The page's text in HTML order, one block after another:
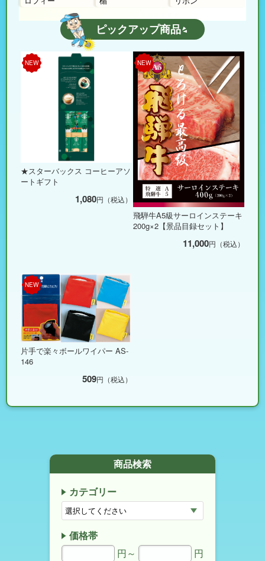
ピックアップ商品
NEW
★スターバックス コーヒーアソ
ートギフト
1,080円（税込）
NEW
飛騨牛A5級サーロインステーキ
200g×2【景品目録セット】
11,000円（税込）
NEW
片手で楽々ボールワイパー AS-
146
509円（税込）
商品検索
カテゴリー
価格帯
円～
円